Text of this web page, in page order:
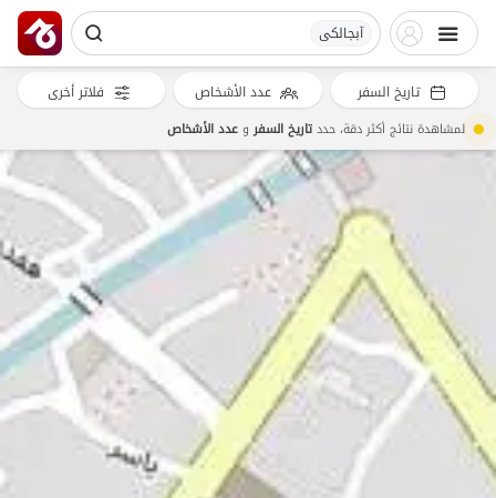
آبجالکی
تاريخ السفر عدد الأشخاص فلاتر أخرى
لمشاهدة نتائج أكثر دقة، حددتاريخ السفروعدد الأشخاص